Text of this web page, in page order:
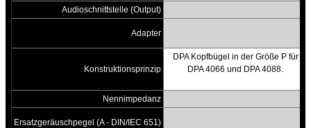
Audioschnittstelle (Output)
Adapter
Konstruktionsprinzip
DPA Kopfbügel in der Größe P für
DPA 4066 und DPA 4088.
Nennimpedanz
Ersatzgeräuschpegel (A - DIN/IEC 651)